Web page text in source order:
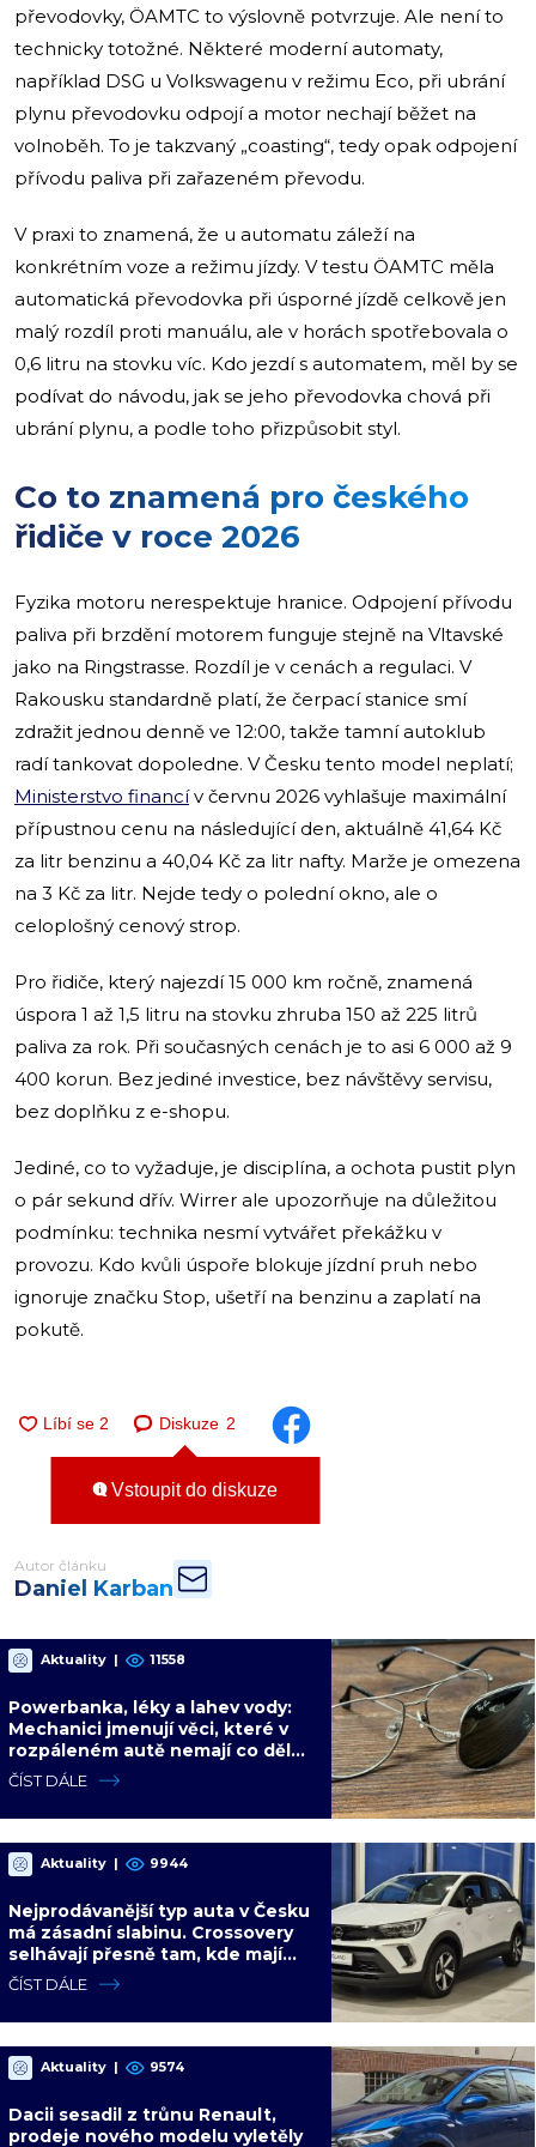
převodovky, ÖAMTC to výslovně potvrzuje. Ale není to
technicky totožné. Některé moderní automaty,
například DSG u Volkswagenu v režimu Eco, při ubrání
plynu převodovku odpojí a motor nechají běžet na
volnoběh. To je takzvaný „coasting“, tedy opak odpojení
přívodu paliva při zařazeném převodu.
V praxi to znamená, že u automatu záleží na
konkrétním voze a režimu jízdy. V testu ÖAMTC měla
automatická převodovka při úsporné jízdě celkově jen
malý rozdíl proti manuálu, ale v horách spotřebovala o
0,6 litru na stovku víc. Kdo jezdí s automatem, měl by se
podívat do návodu, jak se jeho převodovka chová při
ubrání plynu, a podle toho přizpůsobit styl.
Co to znamená pro českého
řidiče v roce 2026
Fyzika motoru nerespektuje hranice. Odpojení přívodu
paliva při brzdění motorem funguje stejně na Vltavské
jako na Ringstrasse. Rozdíl je v cenách a regulaci. V
Rakousku standardně platí, že čerpací stanice smí
zdražit jednou denně ve 12:00, takže tamní autoklub
radí tankovat dopoledne. V Česku tento model neplatí;
Ministerstvo financív červnu 2026 vyhlašuje maximální
přípustnou cenu na následující den, aktuálně 41,64 Kč
za litr benzinu a 40,04 Kč za litr nafty. Marže je omezena
na 3 Kč za litr. Nejde tedy o polední okno, ale o
celoplošný cenový strop.
Pro řidiče, který najezdí 15 000 km ročně, znamená
úspora 1 až 1,5 litru na stovku zhruba 150 až 225 litrů
paliva za rok. Při současných cenách je to asi 6 000 až 9
400 korun. Bez jediné investice, bez návštěvy servisu,
bez doplňku z e-shopu.
Jediné, co to vyžaduje, je disciplína, a ochota pustit plyn
o pár sekund dřív. Wirrer ale upozorňuje na důležitou
podmínku: technika nesmí vytvářet překážku v
provozu. Kdo kvůli úspoře blokuje jízdní pruh nebo
ignoruje značku Stop, ušetří na benzinu a zaplatí na
pokutě.
Diskuze 2
Vstoupit do diskuze
Autor článku
Daniel Karban
Aktuality | 11558
Powerbanka, léky a lahev vody:
Mechanici jmenují věci, které v
rozpáleném autě nemají co dělat.
Hrozí i požár
ČÍST DÁLE
Aktuality | 9944
Nejprodávanější typ auta v Česku
má zásadní slabinu. Crossovery
selhávají přesně tam, kde mají
být nejsilnější
ČÍST DÁLE
Aktuality | 9574
Dacii sesadil z trůnu Renault,
prodeje nového modelu vyletěly